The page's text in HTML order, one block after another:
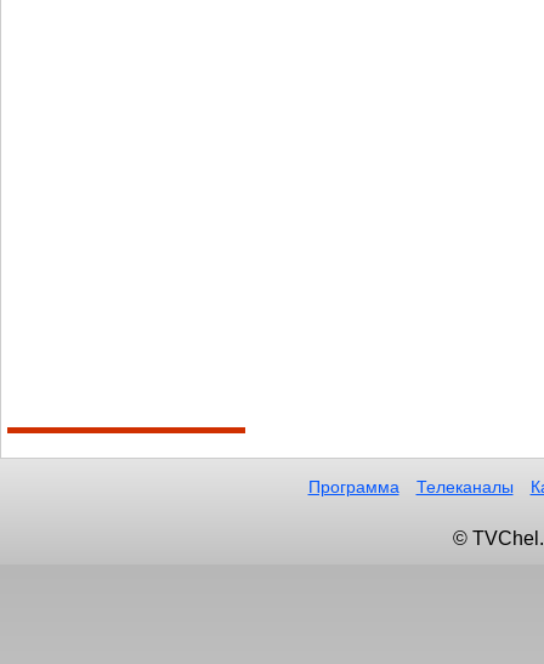
Программа Телеканалы
©